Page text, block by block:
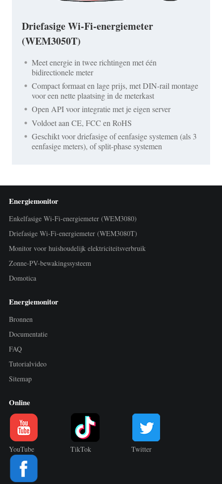
Driefasige Wi-Fi-energiemeter
(WEM3050T)
Meet energie in twee richtingen met één
bidirectionele meter
Compact formaat en lage prijs, met DIN-rail montage
voor een nette plaatsing in de meterkast
Open API voor integratie met je eigen server
Voldoet aan CE, FCC en RoHS
Geschikt voor driefasige of eenfasige systemen (als 3
eenfasige meters), of split-phase systemen
Energiemonitor
Enkelfasige Wi-Fi-energiemeter (WEM3080)
Driefasige Wi-Fi-energiemeter (WEM3080T)
Monitor voor huishoudelijk elektriciteitsverbruik
Zonne-PV-bewakingssysteem
Domotica
Energiemonitor
Bronnen
Documentatie
FAQ
Tutorialvideo
Sitemap
Online
YouTube TikTok Twitter